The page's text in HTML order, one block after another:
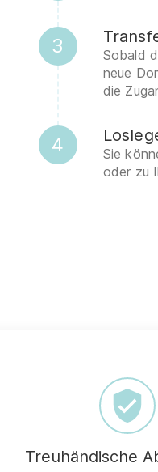
3
Sobald
neue
die
4
Sie
oder zu
Treuhändische